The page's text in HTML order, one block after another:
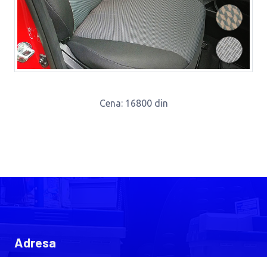
Cena: 16800 din
Adresa